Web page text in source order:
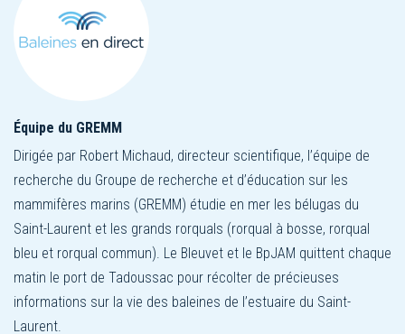
Équipe du GREMM
Dirigée par Robert Michaud, directeur scientifique, l’équipe de
recherche du Groupe de recherche et d’éducation sur les
mammifères marins (GREMM) étudie en mer les bélugas du
Saint-Laurent et les grands rorquals (rorqual à bosse, rorqual
bleu et rorqual commun). Le Bleuvet et le BpJAM quittent chaque
matin le port de Tadoussac pour récolter de précieuses
informations sur la vie des baleines de l’estuaire du Saint-
Laurent.